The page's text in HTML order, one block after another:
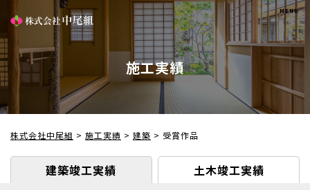
施工実績
株式会社中尾組 > 施工実績 > 建築 > 受賞作品
建築竣工実績 土木竣工実績